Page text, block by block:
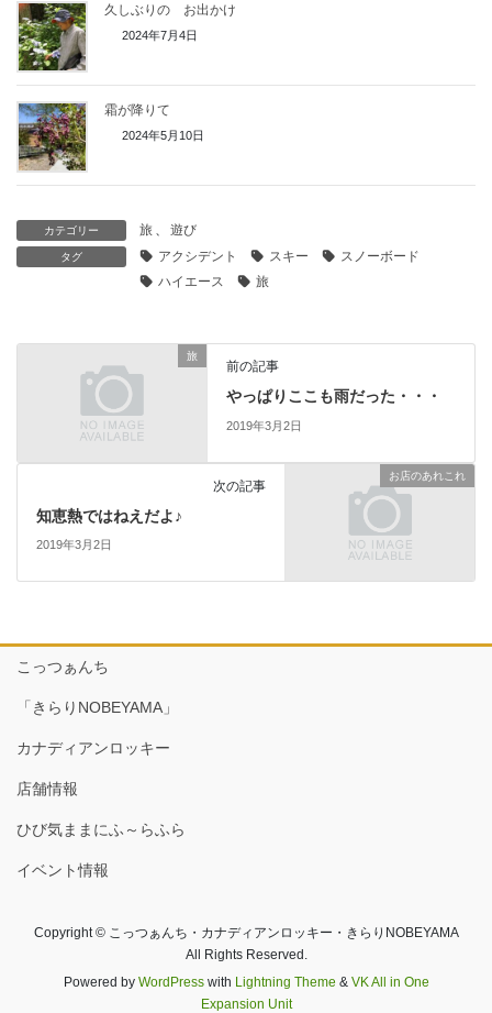
久しぶりの お出かけ
2024年7月4日
霜が降りて
2024年5月10日
カテゴリー 旅 、 遊び
タグ アクシデント スキー
スノーボード
ハイエース
旅
旅
前の記事
やっぱりここも雨だった・・・
2019年3月2日
お店のあれこれ
次の記事
知恵熱ではねえだよ♪
2019年3月2日
こっつぁんち
「きらりNOBEYAMA」
カナディアンロッキー
店舗情報
ひび気ままにふ～らふら
イベント情報
Copyright © こっつぁんち・カナディアンロッキー・きらりNOBEYAMA
All Rights Reserved.
Powered by WordPresswith Lightning Theme & VK All in One
Expansion Unit